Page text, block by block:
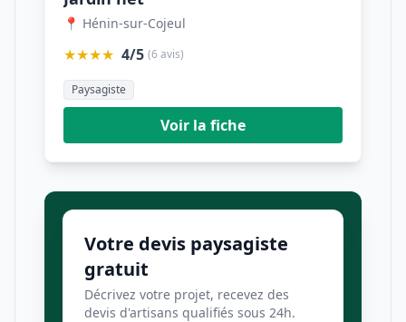
📍 Hénin-sur-Cojeul
★★★★ 4/5 (6 avis)
Paysagiste
Voir la fiche
Votre devis paysagiste
gratuit
Décrivez votre projet, recevez des
devis d'artisans qualifiés sous 24h.